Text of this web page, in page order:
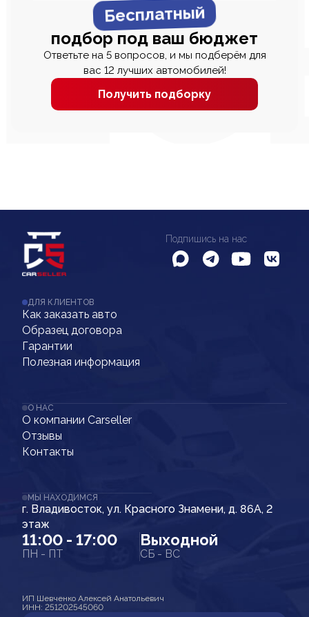
Бесплатный
подбор под ваш бюджет
Ответьте на 5 вопросов, и мы подберём для
вас 12 лучших автомобилей!
Получить подборку
Подпишись на нас
ДЛЯ КЛИЕНТОВ
Как заказать авто
Образец договора
Гарантии
Полезная информация
О НАС
О компании Carseller
Отзывы
Контакты
МЫ НАХОДИМСЯ
г. Владивосток, ул. Красного Знамени, д. 86А, 2
этаж
11:00 - 17:00
ПН - ПТ
Выходной
СБ - ВС
ИП Шевченко Алексей Анатольевич
ИНН: 251202545060